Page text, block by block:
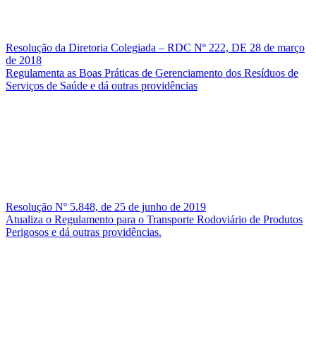
Resolução da Diretoria Colegiada – RDC Nº 222, DE 28 de março
de 2018
Regulamenta as Boas Práticas de Gerenciamento dos Resíduos de
Serviços de Saúde e dá outras providências
Resolução Nº 5.848, de 25 de junho de 2019
Atualiza o Regulamento para o Transporte Rodoviário de Produtos
Perigosos e dá outras providências.